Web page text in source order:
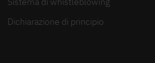
Dichiarazione di principio